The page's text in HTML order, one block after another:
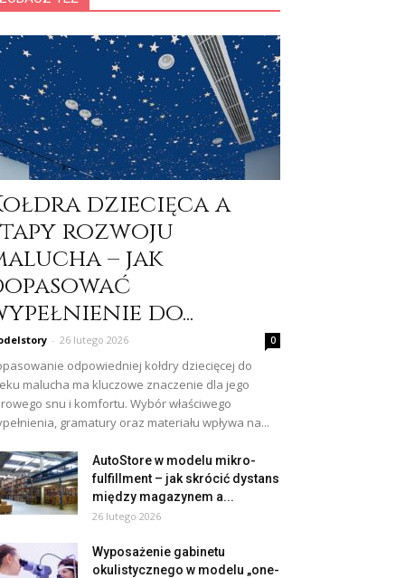
dziecięca a
rozwoju
– jak
do...
- 26 lutego 2026 0
odpowiedniej kołdry dziecięcej do
malucha ma kluczowe znaczenie dla jego
snu i komfortu. Wybór właściwego
gramatury oraz materiału wpływa na...
AutoStore w modelu mikro-
fulfillment – jak skrócić dystans
między magazynem a...
26 lutego 2026
Wyposażenie gabinetu
okulistycznego w modelu „one-